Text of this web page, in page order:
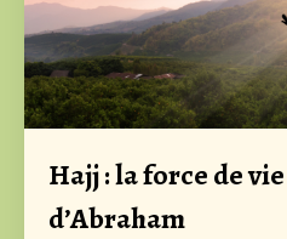
Hajj : la force de
d’Abraham